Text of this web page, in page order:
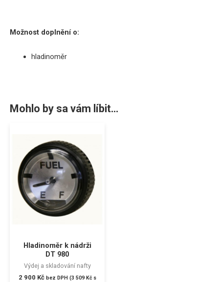
Možnost doplnění o:
hladinoměr
Mohlo by sa vám líbit…
Hladinoměr k nádrži
DT 980
Výdej a skladování nafty
2 900 Kč bez DPH (3 509Kčs